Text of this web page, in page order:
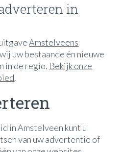
in
Amstelveens
uw bestaande én nieuwe
in de regio. Bekijk onze
.
in Amstelveen kunt u
van uw advertentie of